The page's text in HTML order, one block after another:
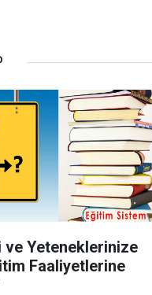
Yeteneklerinize
Faaliyetlerine